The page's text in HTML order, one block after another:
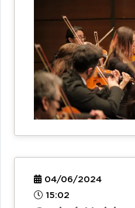
04/06/2024
15:02